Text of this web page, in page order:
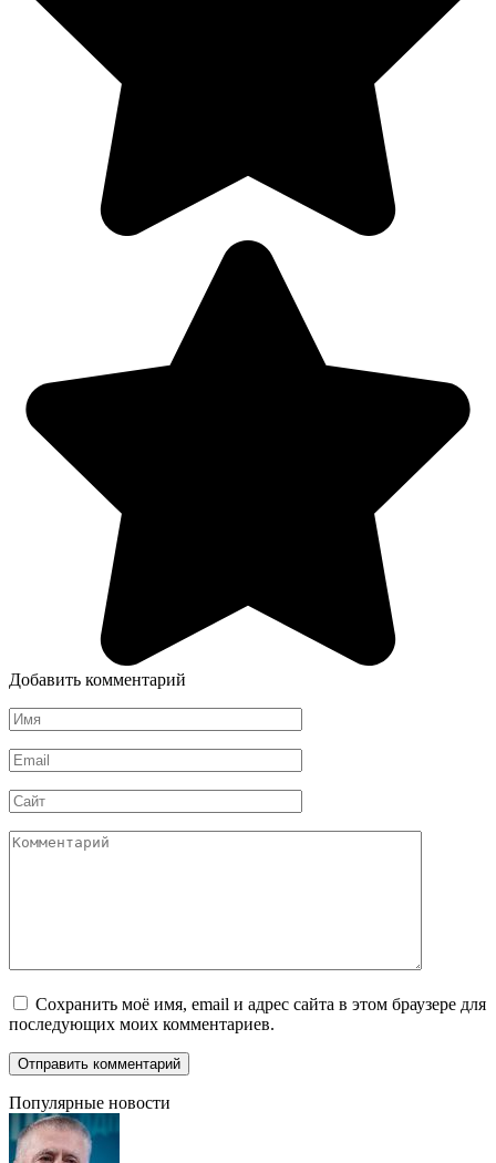
Добавить комментарий
Имя
*
Email
*
Сайт
Комментарий
Сохранить моё имя, email и адрес сайта в этом браузере для
последующих моих комментариев.
Популярные новости